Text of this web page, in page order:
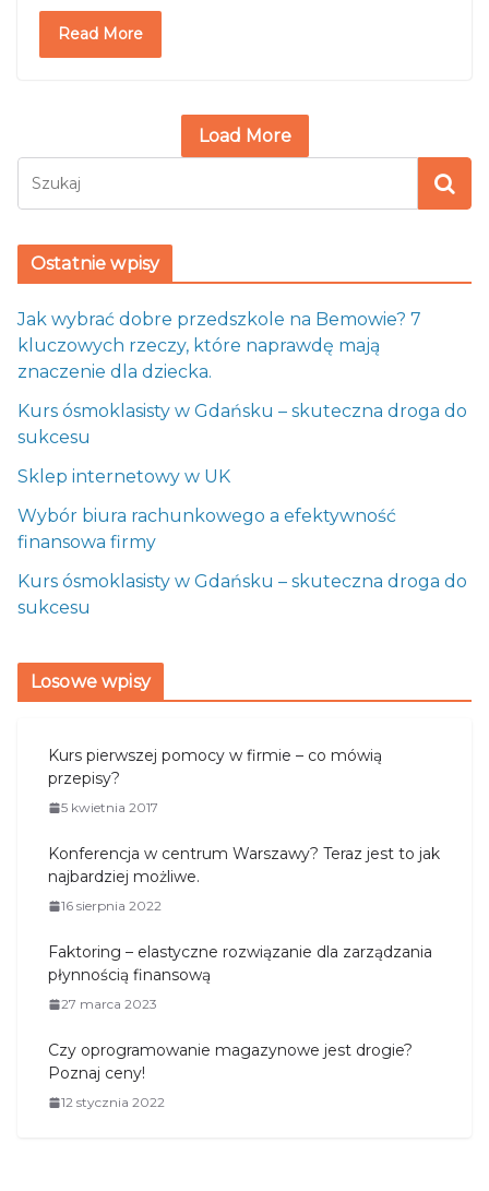
Read More
Load More
Ostatnie wpisy
Jak wybrać dobre przedszkole na Bemowie? 7
kluczowych rzeczy, które naprawdę mają
znaczenie dla dziecka.
Kurs ósmoklasisty w Gdańsku – skuteczna droga do
sukcesu
Sklep internetowy w UK
Wybór biura rachunkowego a efektywność
finansowa firmy
Kurs ósmoklasisty w Gdańsku – skuteczna droga do
sukcesu
Losowe wpisy
Kurs pierwszej pomocy w firmie – co mówią
przepisy?
5 kwietnia 2017
Konferencja w centrum Warszawy? Teraz jest to jak
najbardziej możliwe.
16 sierpnia 2022
Faktoring – elastyczne rozwiązanie dla zarządzania
płynnością finansową
27 marca 2023
Czy oprogramowanie magazynowe jest drogie?
Poznaj ceny!
12 stycznia 2022